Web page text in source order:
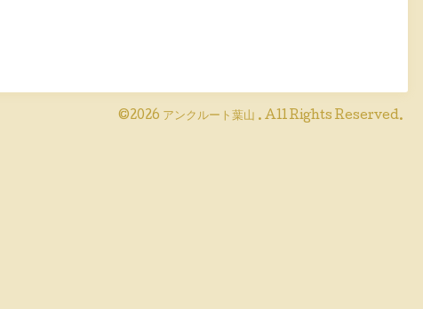
©2026 アンクルート葉山 . All Rights Reserved.